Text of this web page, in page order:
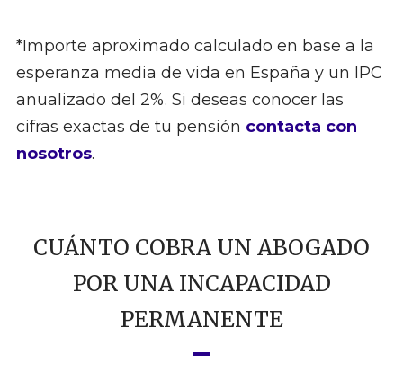
*Importe aproximado calculado en base a la
esperanza media de vida en España y un IPC
anualizado del 2%. Si deseas conocer las
cifras exactas de tu pensión contacta con
nosotros.
CUÁNTO COBRA UN ABOGADO
POR UNA INCAPACIDAD
PERMANENTE